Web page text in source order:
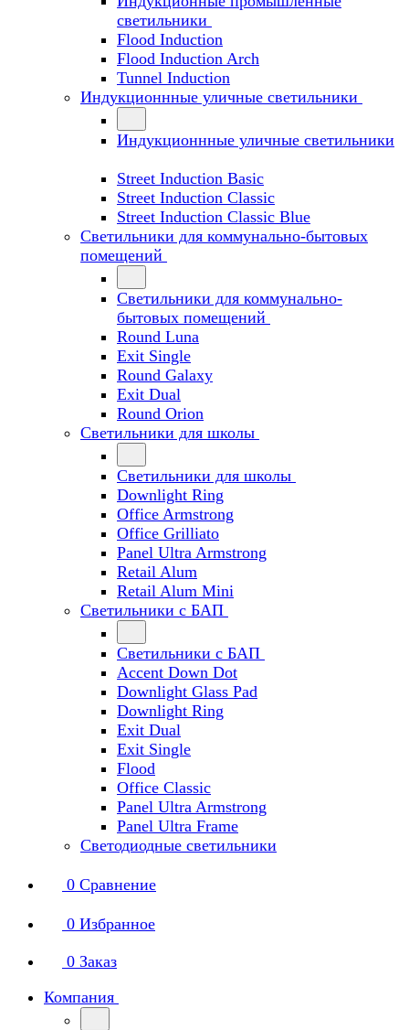
светильники
Flood Induction
Flood Induction Arch
Tunnel Induction
Индукционнные уличные светильники
Индукционнные уличные светильники
Street Induction Basic
Street Induction Classic
Street Induction Classic Blue
Светильники для коммунально-бытовых
помещений
Светильники для коммунально-
бытовых помещений
Round Luna
Exit Single
Round Galaxy
Exit Dual
Round Orion
Светильники для школы
Светильники для школы
Downlight Ring
Office Armstrong
Office Grilliato
Panel Ultra Armstrong
Retail Alum
Retail Alum Mini
Светильники с БАП
Светильники с БАП
Accent Down Dot
Downlight Glass Pad
Downlight Ring
Exit Dual
Exit Single
Flood
Office Classic
Panel Ultra Armstrong
Panel Ultra Frame
Светодиодные светильники
0 Сравнение
0 Избранное
0 Заказ
Компания